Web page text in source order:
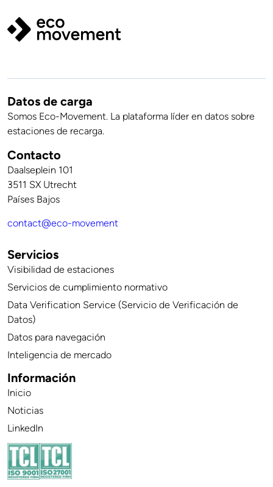
Contacto
Daalseplein 101
3511 SX Utrecht
Países Bajos
contact@eco-movement
Servicios
Visibilidad de estaciones
Servicios de cumplimiento normativo
Data Verification Service (Servicio de Verificación de
Datos)
Datos para navegación
Inteligencia de mercado
Información
Inicio
Noticias
LinkedIn
Datos de carga
Somos Eco-Movement. La plataforma líder en datos sobre
estaciones de recarga.